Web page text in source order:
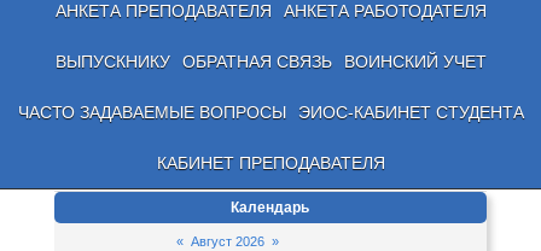
АНКЕТА ПРЕПОДАВАТЕЛЯ АНКЕТА РАБОТОДАТЕЛЯ
ВЫПУСКНИКУ ОБРАТНАЯ СВЯЗЬ ВОИНСКИЙ УЧЕТ
ЧАСТО ЗАДАВАЕМЫЕ ВОПРОСЫ ЭИОС-КАБИНЕТ СТУДЕНТА
КАБИНЕТ ПРЕПОДАВАТЕЛЯ
Календарь
« Август 2026 »